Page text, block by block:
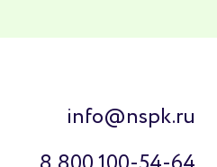
info@nspk.ru